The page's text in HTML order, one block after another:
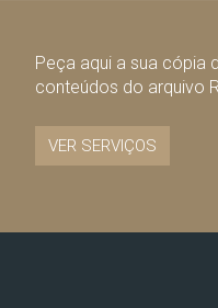
Peça aqui a sua cópia
conteúdos do arquivo
VER SERVIÇOS